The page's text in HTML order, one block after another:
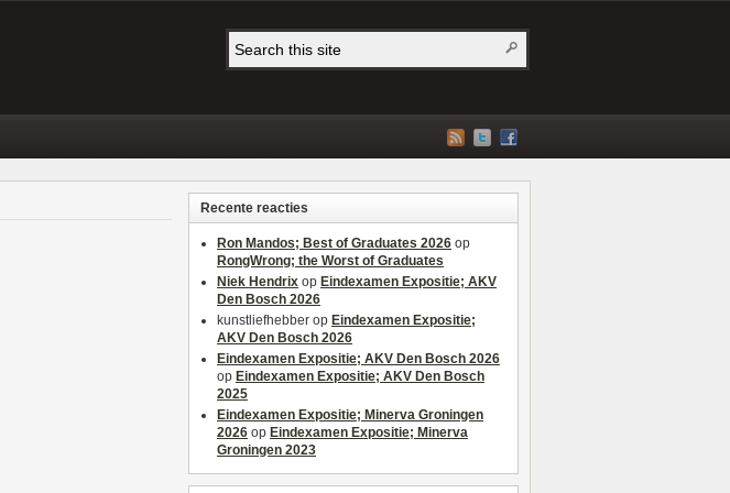
Recente reacties
Ron Mandos; Best of Graduates 2026 op
RongWrong; the Worst of Graduates
Niek Hendrix op Eindexamen Expositie; AKV
Den Bosch 2026
kunstliefhebber op Eindexamen Expositie;
AKV Den Bosch 2026
Eindexamen Expositie; AKV Den Bosch 2026
op Eindexamen Expositie; AKV Den Bosch
2025
Eindexamen Expositie; Minerva Groningen
2026 op Eindexamen Expositie; Minerva
Groningen 2023